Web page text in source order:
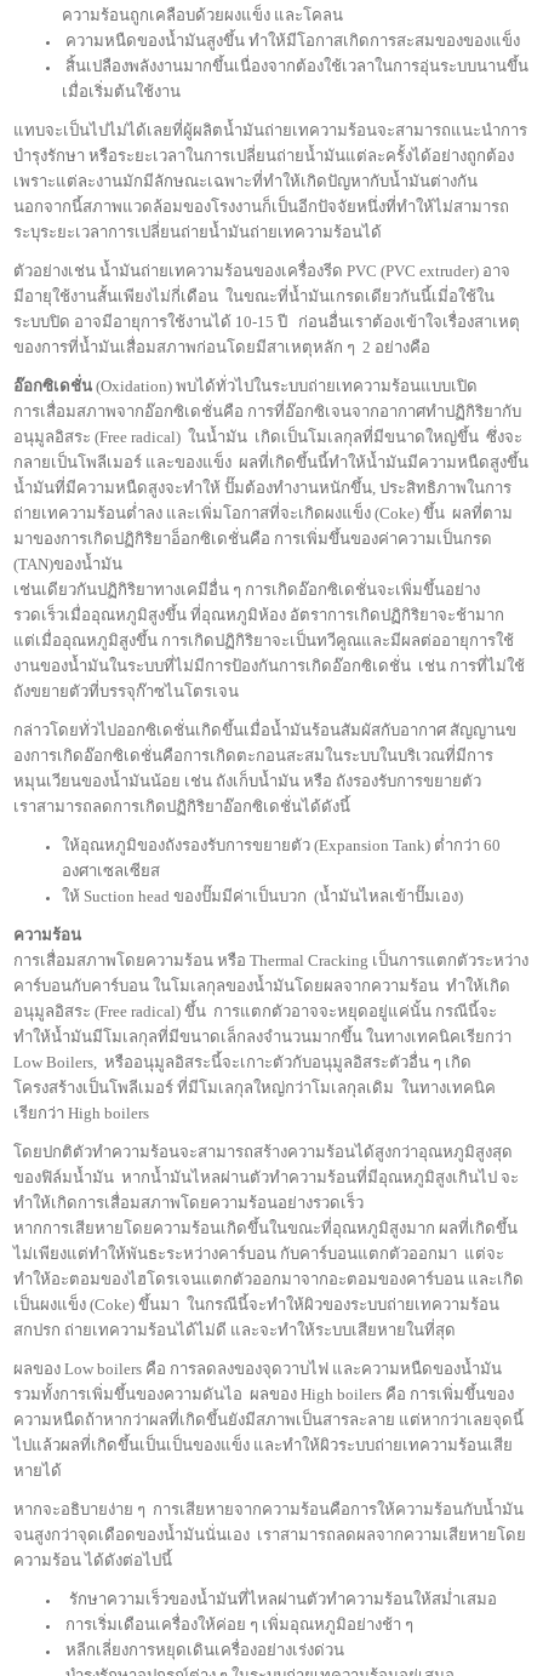
ความร้อนถูกเคลือบด้วยผงแข็ง และโคลน
ความหนืดของน้ำมันสูงขึ้น ทำให้มีโอกาสเกิดการสะสมของของแข็ง
สิ้นเปลืองพลังงานมากขึ้นเนื่องจากต้องใช้เวลาในการอุ่นระบบนานขึ้น
เมื่อเริ่มต้นใช้งาน
แทบจะเป็นไปไม่ได้เลยที่ผู้ผลิตน้ำมันถ่ายเทความร้อนจะสามารถแนะนำการ
บำรุงรักษา หรือระยะเวลาในการเปลี่ยนถ่ายน้ำมันแต่ละครั้งได้อย่างถูกต้อง
เพราะแต่ละงานมักมีลักษณะเฉพาะที่ทำให้เกิดปัญหากับน้ำมันต่างกัน
นอกจากนี้สภาพแวดล้อมของโรงงานก็เป็นอีกปัจจัยหนึ่งที่ทำให้ไม่สามารถ
ระบุระยะเวลาการเปลี่ยนถ่ายน้ำมันถ่ายเทความร้อนได้
ตัวอย่างเช่น น้ำมันถ่ายเทความร้อนของเครื่องรีด PVC (PVC extruder) อาจ
มีอายุใช้งานสั้นเพียงไม่กี่เดือน ในขณะที่น้ำมันเกรดเดียวกันนี้เมี่อใช้ใน
ระบบปิด อาจมีอายุการใช้งานได้ 10-15 ปี ก่อนอื่นเราต้องเข้าใจเรื่องสาเหตุ
ของการที่น้ำมันเสื่อมสภาพก่อนโดยมีสาเหตุหลัก ๆ 2 อย่างคือ
อ๊อกซิเดชั่น(Oxidation) พบได้ทั่วไปในระบบถ่ายเทความร้อนแบบเปิด
การเสื่อมสภาพจากอ๊อกซิเดชั่นคือ การที่อ๊อกซิเจนจากอากาศทำปฏิกิริยากับ
อนุมูลอิสระ (Free radical) ในน้ำมัน เกิดเป็นโมเลกุลที่มีขนาดใหญ่ขึ้น ซึ่งจะ
กลายเป็นโพลีเมอร์ และของแข็ง ผลที่เกิดขึ้นนี้ทำให้น้ำมันมีความหนืดสูงขึ้น
น้ำมันที่มีความหนืดสูงจะทำให้ ปั๊มต้องทำงานหนักขึ้น, ประสิทธิภาพในการ
ถ่ายเทความร้อนต่ำลง และเพิ่มโอกาสที่จะเกิดผงแข็ง (Coke) ขึ้น ผลที่ตาม
มาของการเกิดปฏิกิริยาอ็อกซิเดชั่นคือ การเพิ่มขึ้นของค่าความเป็นกรด
(TAN)ของน้ำมัน
เช่นเดียวกันปฏิกิริยาทางเคมีอื่น ๆ การเกิดอ๊อกซิเดชั่นจะเพิ่มขึ้นอย่าง
รวดเร็วเมื่ออุณหภูมิสูงขึ้น ที่อุณหภูมิห้อง อัตราการเกิดปฏิกิริยาจะช้ามาก
แต่เมื่ออุณหภูมิสูงขึ้น การเกิดปฏิกิริยาจะเป็นทวีคูณและมีผลต่ออายุการใช้
งานของน้ำมันในระบบที่ไม่มีการป้องกันการเกิดอ๊อกซิเดชั่น เช่น การที่ไม่ใช้
ถังขยายตัวที่บรรจุก๊าซไนโตรเจน
กล่าวโดยทั่วไปออกซิเดชั่นเกิดขึ้นเมื่อน้ำมันร้อนสัมผัสกับอากาศ สัญญานข
องการเกิดอ๊อกซิเดชั่นคือการเกิดตะกอนสะสมในระบบในบริเวณที่มีการ
หมุนเวียนของน้ำมันน้อย เช่น ถังเก็บน้ำมัน หรือ ถังรองรับการขยายตัว
เราสามารถลดการเกิดปฏิกิริยาอ๊อกซิเดชั่นได้ดังนี้
ให้อุณหภูมิของถังรองรับการขยายตัว (Expansion Tank) ต่ำกว่า 60
องศาเซลเซียส
ให้ Suction head ของปั๊มมีค่าเป็นบวก (น้ำมันไหลเข้าปั๊มเอง)
ความร้อน
การเสื่อมสภาพโดยความร้อน หรือ Thermal Cracking เป็นการแตกตัวระหว่าง
คาร์บอนกับคาร์บอน ในโมเลกุลของน้ำมันโดยผลจากความร้อน ทำให้เกิด
อนุมูลอิสระ (Free radical) ขึ้น การแตกตัวอาจจะหยุดอยู่แค่นั้น กรณีนี้จะ
ทำให้น้ำมันมีโมเลกุลที่มีขนาดเล็กลงจำนวนมากขึ้น ในทางเทคนิคเรียกว่า
Low Boilers, หรืออนุมูลอิสระนี้จะเกาะตัวกับอนุมูลอิสระตัวอื่น ๆ เกิด
โครงสร้างเป็นโพลีเมอร์ ที่มีโมเลกุลใหญ่กว่าโมเลกุลเดิม ในทางเทคนิค
เรียกว่า High boilers
โดยปกติตัวทำความร้อนจะสามารถสร้างความร้อนได้สูงกว่าอุณหภูมิสูงสุด
ของฟิล์มน้ำมัน หากน้ำมันไหลผ่านตัวทำความร้อนที่มีอุณหภูมิสูงเกินไป จะ
ทำให้เกิดการเสื่อมสภาพโดยความร้อนอย่างรวดเร็ว
หากการเสียหายโดยความร้อนเกิดขึ้นในขณะที่อุณหภูมิสูงมาก ผลที่เกิดขึ้น
ไม่เพียงแต่ทำให้พันธะระหว่างคาร์บอน กับคาร์บอนแตกตัวออกมา แต่จะ
ทำให้อะตอมของไฮโดรเจนแตกตัวออกมาจากอะตอมของคาร์บอน และเกิด
เป็นผงแข็ง (Coke) ขึ้นมา ในกรณีนี้จะทำให้ผิวของระบบถ่ายเทความร้อน
สกปรก ถ่ายเทความร้อนได้ไม่ดี และจะทำให้ระบบเสียหายในที่สุด
ผลของ Low boilers คือ การลดลงของจุดวาบไฟ และความหนืดของน้ำมัน
รวมทั้งการเพิ่มขึ้นของความดันไอ ผลของ High boilers คือ การเพิ่มขึ้นของ
ความหนืดถ้าหากว่าผลที่เกิดขึ้นยังมีสภาพเป็นสารละลาย แต่หากว่าเลยจุดนี้
ไปแล้วผลที่เกิดขึ้นเป็นเป็นของแข็ง และทำให้ผิวระบบถ่ายเทความร้อนเสีย
หายได้
หากจะอธิบายง่าย ๆ การเสียหายจากความร้อนคือการให้ความร้อนกับน้ำมัน
จนสูงกว่าจุดเดือดของน้ำมันนั่นเอง เราสามารถลดผลจากความเสียหายโดย
ความร้อน ได้ดังต่อไปนี้
รักษาความเร็วของน้ำมันที่ไหลผ่านตัวทำความร้อนให้สม่ำเสมอ
การเริ่มเดือนเครื่องให้ค่อย ๆ เพิ่มอุณหภูมิอย่างช้า ๆ
หลีกเลี่ยงการหยุดเดินเครื่องอย่างเร่งด่วน